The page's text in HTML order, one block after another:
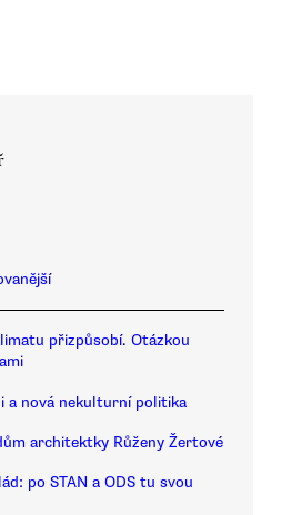
přizpůsobí. Otázkou
a nová nekulturní politika
architektky Růženy Žertové
po STAN a ODS tu svou